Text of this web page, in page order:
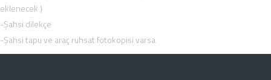
eklenecek )
-Şahsi dilekçe
-Şahsi tapu ve araç ruhsat fotokopisi varsa